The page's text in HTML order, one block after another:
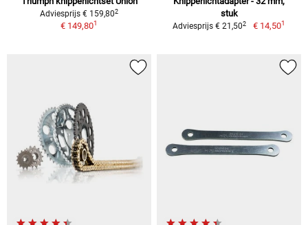
Adviesprijs € 159,802
€ 149,801
stuk
Adviesprijs € 21,502 € 14,501